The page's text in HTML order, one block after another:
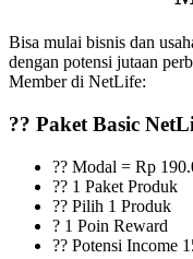
Bisa mulai bisnis dan
dengan potensi jutaan
Member di NetLife:
?? Paket Basic
?? Modal = Rp
?? 1 Paket Produk
?? Pilih 1 Produk
? 1 Poin Reward
?? Potensi Income